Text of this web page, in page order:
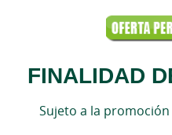
FINALIDAD
Sujeto a la